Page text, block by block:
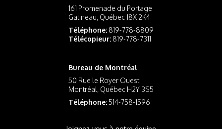
161 Promenade du Portage
Gatineau, Québec J8X 2K4
Téléphone: 819-778-8809
Télécopieur: 819-778-7311
Bureau de Montréal
50 Rue le Royer Ouest
Montréal, Québec H2Y 3S5
Téléphone:514-758-1596